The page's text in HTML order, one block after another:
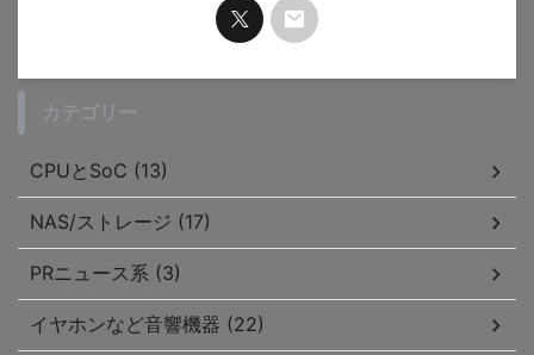
カテゴリー
CPUとSoC (13)
NAS/ストレージ (17)
PRニュース系 (3)
イヤホンなど音響機器 (22)